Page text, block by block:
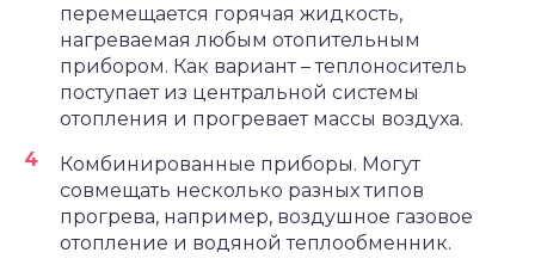
перемещается горячая жидкость,
нагреваемая любым отопительным
прибором. Как вариант – теплоноситель
поступает из центральной системы
отопления и прогревает массы воздуха.
Комбинированные приборы. Могут
совмещать несколько разных типов
прогрева, например, воздушное газовое
отопление и водяной теплообменник.